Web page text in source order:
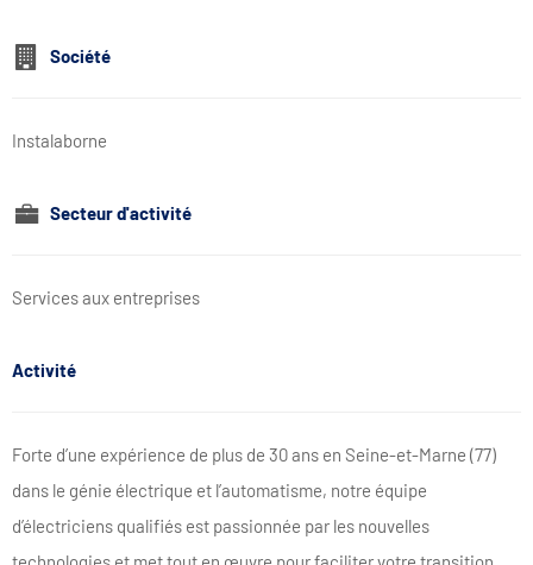
Société
Instalaborne
Secteur d'activité
Services aux entreprises
Activité
Forte d’une expérience de plus de 30 ans en Seine-et-Marne (77)
dans le génie électrique et l’automatisme, notre équipe
d’électriciens qualifiés est passionnée par les nouvelles